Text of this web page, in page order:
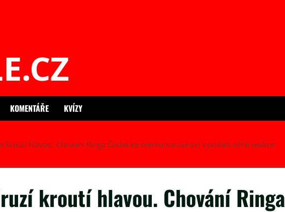
KOMENTÁŘE KVÍZY
kroutí hlavou. Chování Ringa Čecha ke svému kocourovi vyvolalo silné reakce
kroutí hlavou. Chování Ringa